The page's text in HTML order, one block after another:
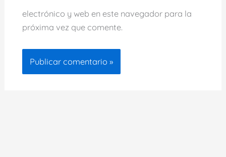
electrónico y web en este navegador para la
próxima vez que comente.